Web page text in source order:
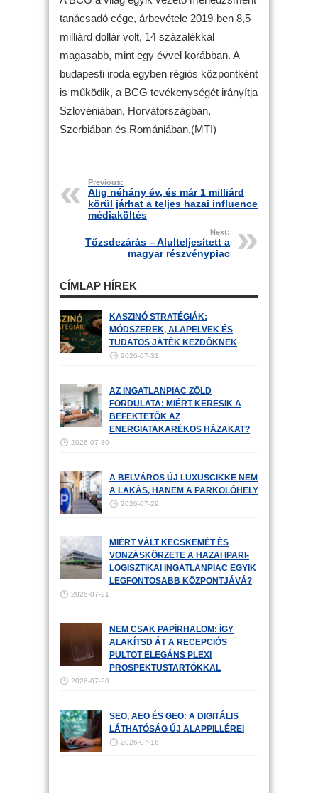
tanácsadó cége, árbevétele 2019-ben 8,5
milliárd dollár volt, 14 százalékkal
magasabb, mint egy évvel korábban. A
budapesti iroda egyben régiós központként
is működik, a BCG tevékenységét irányítja
Szlovéniában, Horvátországban,
Szerbiában és Romániában.(MTI)
Previous:
Alig néhány év, és már 1 milliárd
körül járhat a teljes hazai influencer
médiaköltés
Next:
Tőzsdezárás – Alulteljesített a
magyar részvénypiac
CÍMLAP HÍREK
KASZINÓ STRATÉGIÁK:
MÓDSZEREK, ALAPELVEK ÉS
TUDATOS JÁTÉK KEZDŐKNEK
2026-07-31
AZ INGATLANPIAC ZÖLD
FORDULATA: MIÉRT KERESIK A
BEFEKTETŐK AZ
ENERGIATAKARÉKOS HÁZAKAT?
2026-07-30
A BELVÁROS ÚJ LUXUSCIKKE NEM
A LAKÁS, HANEM A PARKOLÓHELY
2026-07-29
MIÉRT VÁLT KECSKEMÉT ÉS
VONZÁSKÖRZETE A HAZAI IPARI-
LOGISZTIKAI INGATLANPIAC EGYIK
LEGFONTOSABB KÖZPONTJÁVÁ?
2026-07-21
NEM CSAK PAPÍRHALOM: ÍGY
ALAKÍTSD ÁT A RECEPCIÓS
PULTOT ELEGÁNS PLEXI
PROSPEKTUSTARTÓKKAL
2026-07-20
SEO, AEO ÉS GEO: A DIGITÁLIS
LÁTHATÓSÁG ÚJ ALAPPILLÉREI
2026-07-16